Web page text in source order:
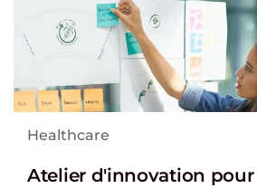
Healthcare
Atelier d'innovation pour